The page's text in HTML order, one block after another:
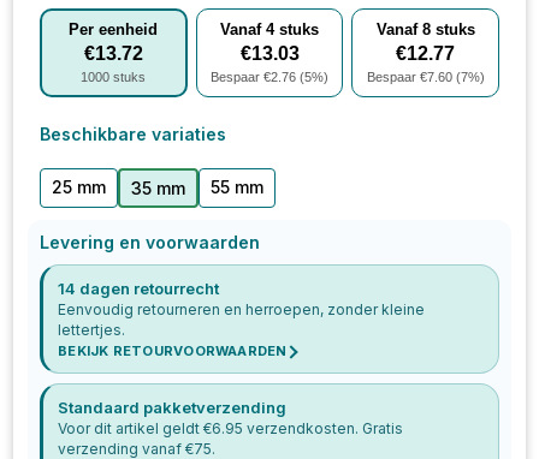
Per eenheid
€13.72
1000 stuks
Vanaf 4stuks
€13.03
Bespaar €2.76 (5%)
Vanaf 8stuks
€12.77
Bespaar €7.60(7%)
Beschikbare variaties
25 mm 35 mm 55 mm
Levering en voorwaarden
14 dagen retourrecht
Eenvoudig retourneren en herroepen, zonder kleine
lettertjes.
BEKIJK RETOURVOORWAARDEN
Standaard pakketverzending
Voor dit artikel geldt €6.95 verzendkosten. Gratis
verzending vanaf €75.